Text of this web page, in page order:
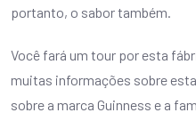
portanto, o sabor também.
Você fará um tour por esta
muitas informações sobre
sobre a marca Guinness e a